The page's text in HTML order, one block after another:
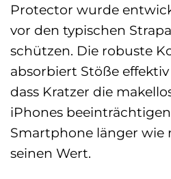
Protector wurde
vor den typischen
schützen. Die robuste
absorbiert Stöße
dass Kratzer die
iPhones
Smartphone länger wie
seinen Wert.